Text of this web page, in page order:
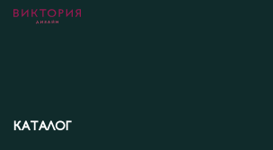
КАТАЛОГ